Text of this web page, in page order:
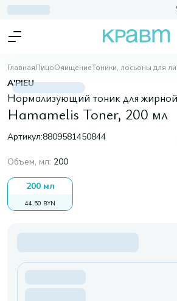
ГлавнаяЛицоОчищениеТоники, лосьоны для
A'PIEU
Нормализующий тоник для
Hamamelis Toner, 200 мл
Артикул:8809581450844
Объем, мл: 200
200 мл
44,50 BYN